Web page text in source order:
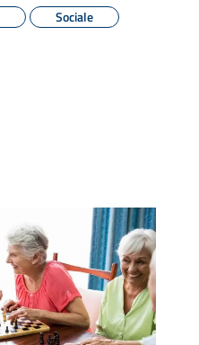
Sociale